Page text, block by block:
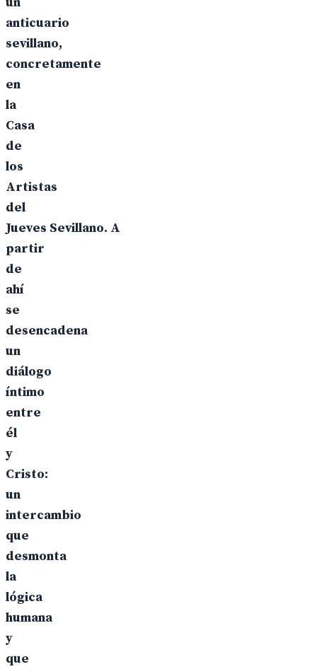
anticuario
sevillano,
concretamente
en
la
Casa
de
los
Artistas
del
Jueves Sevillano. A
partir
de
ahí
se
desencadena
un
diálogo
íntimo
entre
él
y
Cristo:
un
intercambio
que
desmonta
la
lógica
humana
y
que